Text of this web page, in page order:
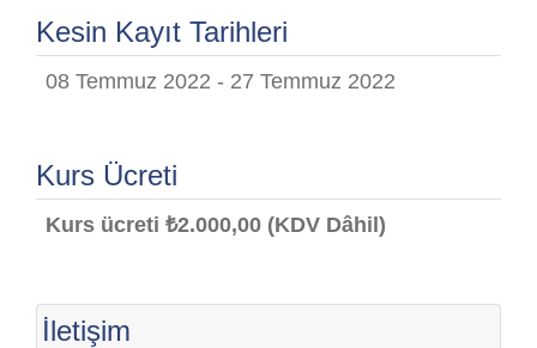
Kesin Kayıt Tarihleri
08 Temmuz 2022 - 27 Temmuz 2022
Kurs Ücreti
Kurs ücreti ₺2.000,00 (KDV Dâhil)
İletişim